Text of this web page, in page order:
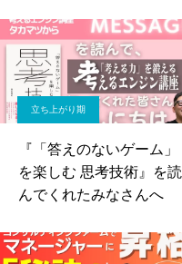
立ち上がり期
『「答えのないゲーム」
を楽しむ 思考技術』を読
んでくれたみなさんへ